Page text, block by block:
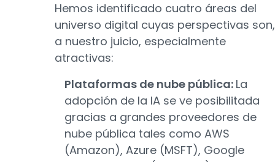
Hemos identificado cuatro áreas del
universo digital cuyas perspectivas son,
a nuestro juicio, especialmente
atractivas:
Plataformas de nube pública: La
adopción de la IA se ve posibilitada
gracias a grandes proveedores de
nube pública tales como AWS
(Amazon), Azure (MSFT), Google